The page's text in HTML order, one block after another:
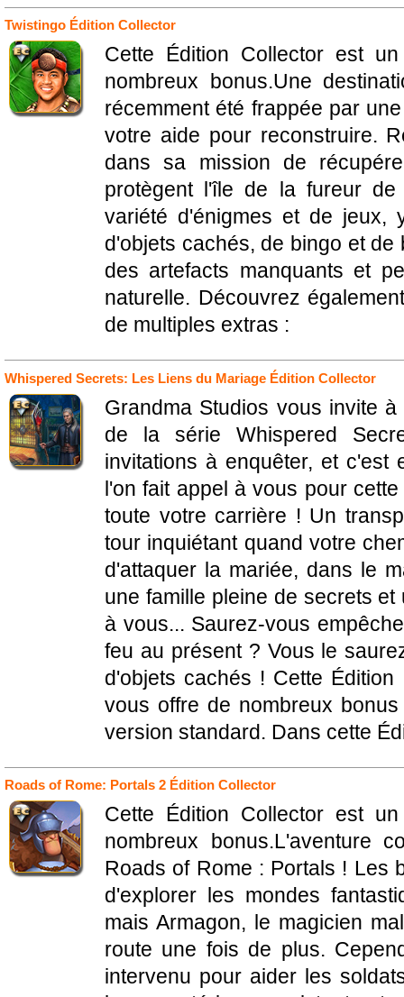
Twistingo Édition Collector
Cette Édition Collector est
nombreux bonus.Une
récemment été frappée par
votre aide pour reconstruire.
dans sa mission de
protègent l'île de la fureur
variété d'énigmes et de jeux,
d'objets cachés, de bingo et
des artefacts manquants et
naturelle. Découvrez
de multiples extras :
Whispered Secrets: Les Liens du Mariage Édition Collector
Grandma Studios vous invite
de la série Whispered
invitations à enquêter, et c'est
l'on fait appel à vous pour
toute votre carrière ! Un
tour inquiétant quand votre
d'attaquer la mariée, dans le
une famille pleine de secrets
à vous... Saurez-vous
feu au présent ? Vous le
d'objets cachés ! Cette
vous offre de nombreux
version standard. Dans cette
Roads of Rome: Portals 2 Édition Collector
Cette Édition Collector est
nombreux bonus.L'aventure
Roads of Rome : Portals ! Les
d'explorer les mondes
mais Armagon, le magicien
route une fois de plus.
intervenu pour aider les